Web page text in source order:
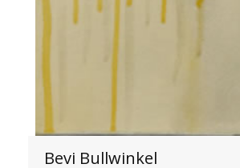
Bevi Bullwinkel